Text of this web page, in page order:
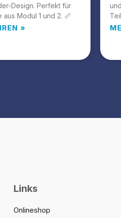
Design. Perfekt für
Modul 1 und 2. 📏
»
Links
Onlineshop